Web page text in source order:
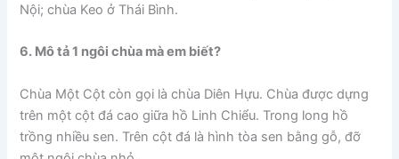
Nội; chùa Keo ở Thái Bình.
6. Mô tả 1 ngôi chùa mà em biết?
Chùa Một Cột còn gọi là chùa Diên Hựu. Chùa được dựng
trên một cột đá cao giữa hồ Linh Chiểu. Trong long hồ
trồng nhiều sen. Trên cột đá là hình tòa sen bằng gỗ, đỡ